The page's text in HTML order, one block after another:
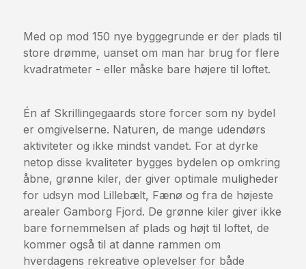
Med op mod 150 nye byggegrunde er der plads til
store drømme, uanset om man har brug for flere
kvadratmeter - eller måske bare højere til loftet.
Én af Skrillingegaards store forcer som ny bydel
er omgivelserne. Naturen, de mange udendørs
aktiviteter og ikke mindst vandet. For at dyrke
netop disse kvaliteter bygges bydelen op omkring
åbne, grønne kiler, der giver optimale muligheder
for udsyn mod Lillebælt, Fænø og fra de højeste
arealer Gamborg Fjord. De grønne kiler giver ikke
bare fornemmelsen af plads og højt til loftet, de
kommer også til at danne rammen om
hverdagens rekreative oplevelser for både